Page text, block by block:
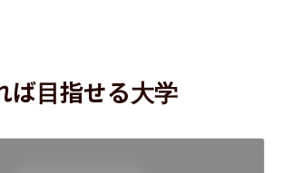
ば目指せる大学